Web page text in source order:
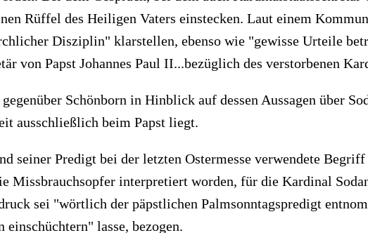
Rüffel des Heiligen Vaters einstecken. Laut einem
Disziplin" klarstellen, ebenso wie "gewisse Urteile
von Papst Johannes Paul II...bezüglich des verstorbenen
Schönborn in Hinblick auf dessen Aussagen über
ausschließlich beim Papst liegt.
seiner Predigt bei der letzten Ostermesse verwendete
interpretiert worden, für die Kardinal
sei "wörtlich der päpstlichen Palmsonntagspredigt
lasse, bezogen.